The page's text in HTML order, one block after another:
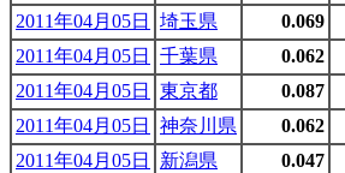
2011年04月05日
埼玉県 0.069
2011年04月05日
千葉県 0.062
2011年04月05日
東京都 0.087
2011年04月05日
神奈川県 0.062
2011年04月05日
新潟県 0.047